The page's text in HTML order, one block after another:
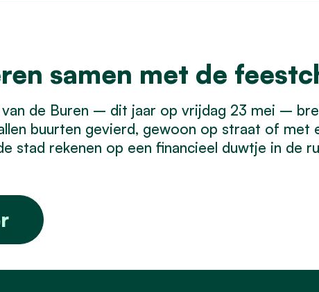
samen met de
van de Buren – dit jaar op vrijdag 23 mei –
buurten gevierd, gewoon op straat of met
stad rekenen op een financieel duwtje in de